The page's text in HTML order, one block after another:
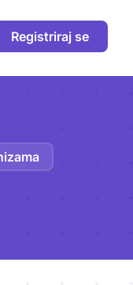
Registriraj se